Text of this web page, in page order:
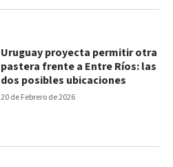
20 de Febrero de 2026
Uruguay proyecta permitir otra
pastera frente a Entre Ríos: las
dos posibles ubicaciones